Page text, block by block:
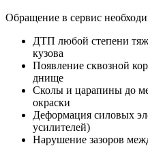
Обращение в сервис
ДТП любой степени
кузова
Появление сквозной
днище
Сколы и царапины до
окраски
Деформация силовых
усилителей)
Нарушение зазоров